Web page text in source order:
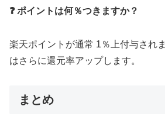
❓ ポイントは何％つきますか？
楽天ポイントが通常 1％上付与され
はさらに還元率アップします。
まとめ